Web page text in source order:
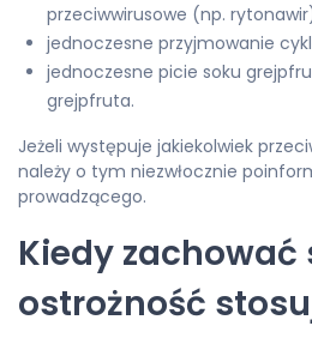
przeciwwirusowe (np.
jednoczesne przyjmowanie
jednoczesne picie soku
grejpfruta.
Jeżeli występuje jakiekolwiek
należy o tym niezwłocznie
prowadzącego.
Kiedy zachować
ostrożność